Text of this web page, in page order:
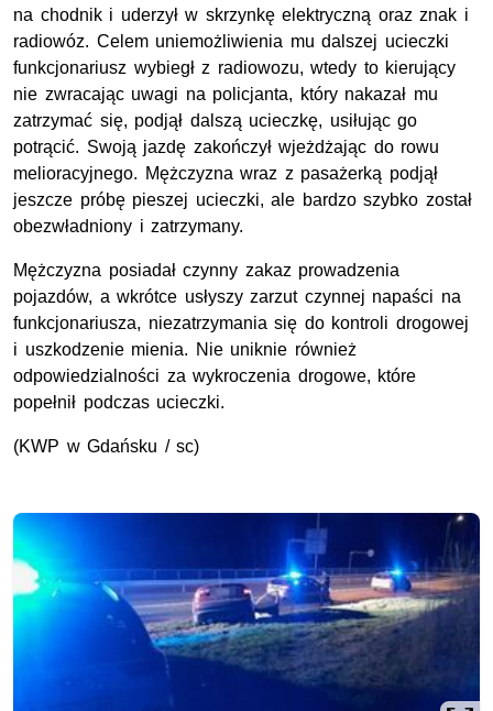
na chodnik i uderzył w skrzynkę elektryczną oraz znak i
radiowóz. Celem uniemożliwienia mu dalszej ucieczki
funkcjonariusz wybiegł z radiowozu, wtedy to kierujący
nie zwracając uwagi na policjanta, który nakazał mu
zatrzymać się, podjął dalszą ucieczkę, usiłując go
potrącić. Swoją jazdę zakończył wjeżdżając do rowu
melioracyjnego. Mężczyzna wraz z pasażerką podjął
jeszcze próbę pieszej ucieczki, ale bardzo szybko został
obezwładniony i zatrzymany.
Mężczyzna posiadał czynny zakaz prowadzenia
pojazdów, a wkrótce usłyszy zarzut czynnej napaści na
funkcjonariusza, niezatrzymania się do kontroli drogowej
i uszkodzenie mienia. Nie uniknie również
odpowiedzialności za wykroczenia drogowe, które
popełnił podczas ucieczki.
(KWP w Gdańsku / sc)